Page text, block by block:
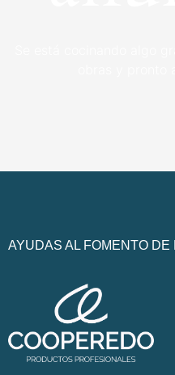
AYUDAS AL FOMENTO